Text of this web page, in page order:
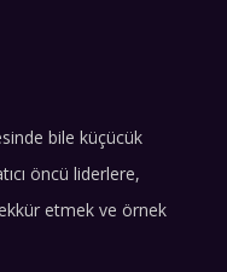
bile küçücük
öncü liderlere,
etmek ve örnek